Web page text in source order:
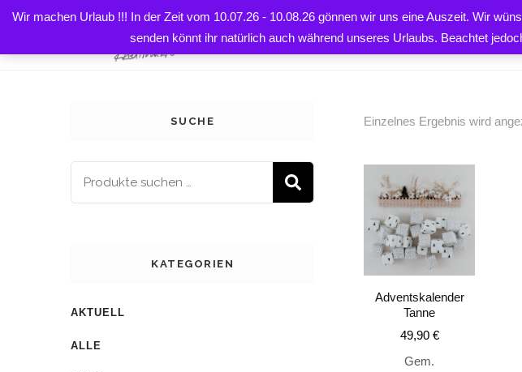
Wir machen Urlaub !!! In der Zeit vom 10.07.26 - 10.08.26 gönnen wir uns eine Auszeit. Wir
senden könnt ihr natürlich auch während unseres Urlaubs. Beachtet
HOME PRODUKTE
Einzelnes Ergebnis wird
Adventskalender
Tanne
49,90 €
Gem.
SUCHE
KATEGORIEN
AKTUELL
ALLE